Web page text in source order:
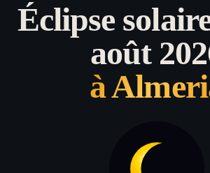
Éclipse
août
à